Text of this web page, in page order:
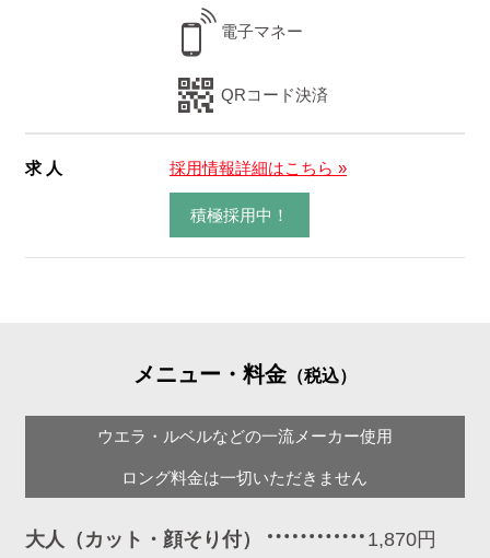
電子マネー
QRコード決済
求 人 採用情報詳細はこちら »
積極採用中！
メニュー・料金（税込）
ウエラ・ルベルなどの一流メーカー使用
ロング料金は一切いただきません
大人（カット・顔そり付）
1,870円